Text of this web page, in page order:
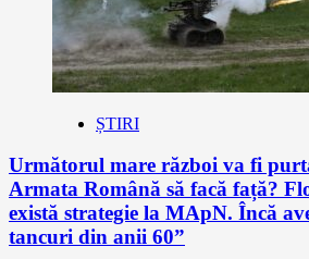
ȘTIRI
Următorul mare război va fi
Armata Română să facă față?
există strategie la MApN. Încă
tancuri din anii 60”